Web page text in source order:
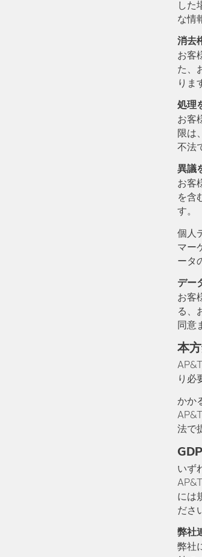
した
な情
消去
お客
た、
りま
処理
お客
限は
不法
異議
お客
を含
す。
個人
マー
ータ
デー
お客
る、
同意
本
り必
かか
法で
いず
には
ださ
弊社
弊社